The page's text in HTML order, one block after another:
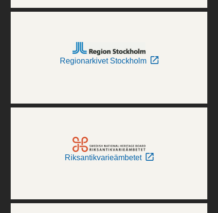
Regionarkivet Stockholm
Riksantikvarieämbetet